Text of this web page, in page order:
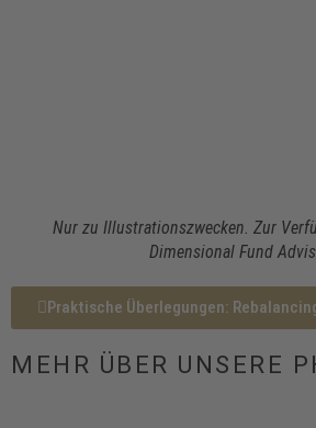
Nur zu Illustrationszwecken. Zur
Dimensional Fund
Praktische Überlegungen:
MEHR ÜBER UNSERE